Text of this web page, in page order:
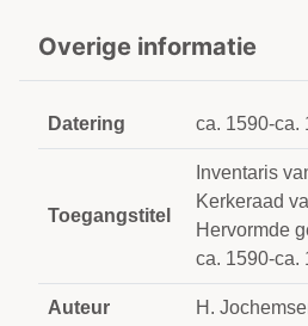
Overige informatie
Datering ca. 1590-ca.
Toegangstitel
Inventaris
Kerkeraad
Hervormde
ca. 1590-ca.
Auteur H.